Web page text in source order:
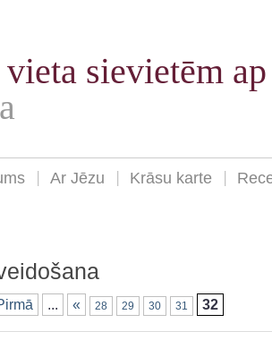
vieta sievietēm
Ar Jēzu Krāsu karte
... « 28 29 30 31 32